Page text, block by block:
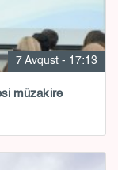
7 Avqust - 17:13
müzakirə